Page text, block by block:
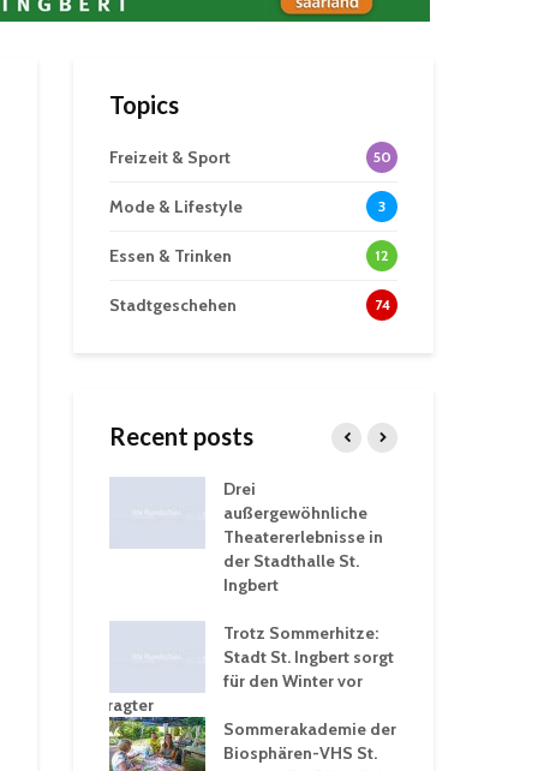
Topics
Freizeit & Sport 50
Mode & Lifestyle 3
Essen & Trinken 12
Stadtgeschehen 74
Recent posts
Drei
außergewöhnliche
Theatererlebnisse in
der Stadthalle St.
Ingbert
Trotz Sommerhitze:
Stadt St. Ingbert sorgt
für den Winter vor
Sommerakademie der
Biosphären-VHS St.